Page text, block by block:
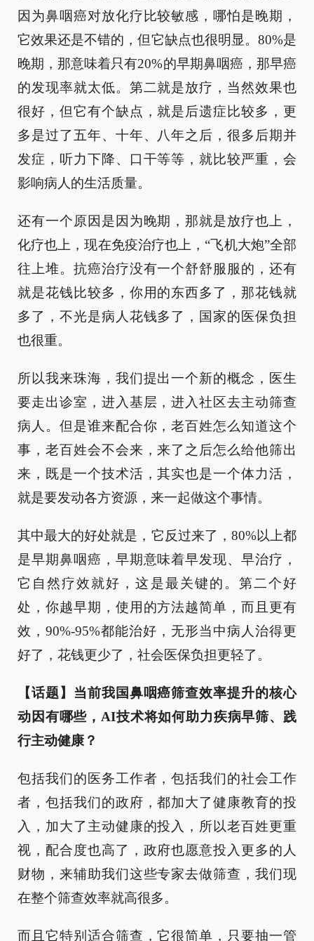
因为鼻咽癌对放化疗比较敏感，哪怕是晚期，
它效果还是不错的，但它缺点也很明显。80%是
晚期，那意味着只有20%的早期鼻咽癌，那早癌
的发现率就太低。第二就是放疗，当然效果也
很好，但它有个缺点，就是后遗症比较多，更
多是过了五年、十年、八年之后，很多后期并
发症，听力下降、口干等等，就比较严重，会
影响病人的生活质量。
还有一个原因是因为晚期，那就是放疗也上，
化疗也上，现在免疫治疗也上，“飞机大炮”全部
往上堆。抗癌治疗没有一个舒舒服服的，还有
就是花钱比较多，你用的东西多了，那花钱就
多了，不光是病人花钱多了，国家的医保负担
也很重。
所以我来珠海，我们提出一个新的概念，医生
要走出诊室，进入基层，进入社区去主动筛查
病人。但是谁来配合你，老百姓怎么知道这个
事，老百姓会不会来，来了之后怎么给他筛出
来，既是一个技术活，其实也是一个体力活，
就是要发动各方资源，来一起做这个事情。
其中最大的好处就是，它反过来了，80%以上都
是早期鼻咽癌，早期意味着早发现、早治疗，
它自然疗效就好，这是最关键的。第二个好
处，你越早期，使用的方法越简单，而且更有
效，90%-95%都能治好，无形当中病人治得更
好了，花钱更少了，社会医保负担更轻了。
【话题】当前我国鼻咽癌筛查效率提升的核心
动因有哪些，AI技术将如何助力疾病早筛、践
行主动健康？
包括我们的医务工作者，包括我们的社会工作
者，包括我们的政府，都加大了健康教育的投
入，加大了主动健康的投入，所以老百姓更重
视，配合度也高了，政府也愿意投入更多的人
财物，来辅助我们这些专家去做筛查，我们现
在整个筛查效率就高很多。
而且它特别适合筛查，它很简单，只要抽一管